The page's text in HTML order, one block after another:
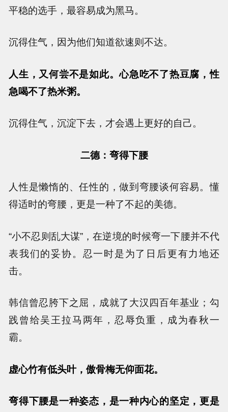
平稳的选手，最容易成为黑马。
沉得住气，因为他们知道欲速则不达。
人生，又何尝不是如此。心急吃不了热豆腐，性
急喝不了热米粥。
沉得住气，沉淀下去，才会遇上更好的自己。
二德：弯得下腰
人性是懒惰的、任性的，做到弯腰谈何容易。懂
得适时的弯腰，更是一种了不起的美德。
“小不忍则乱大谋”，在逆境的时候弯一下腰并不代
表我们的妥协。忍一时是为了日后更有力地还
击。
韩信曾忍胯下之屈，成就了大汉四百年基业；勾
践曾给吴王拉马两年，忍辱负重，成为春秋一
霸。
虚心竹有低头叶，傲骨梅无仰面花。
弯得下腰是一种姿态，是一种内心的坚定，更是